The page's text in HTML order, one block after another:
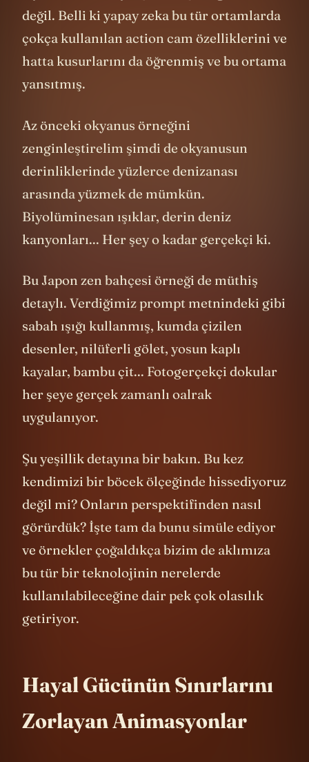
Oysa bu kamerayla çekilmiş bir görüntü
değil. Belli ki yapay zeka bu tür ortamlarda
çokça kullanılan action cam özelliklerini ve
hatta kusurlarını da öğrenmiş ve bu ortama
Az önceki okyanus örneğini
zenginleştirelim şimdi de okyanusun
derinliklerinde yüzlerce denizanası
arasında yüzmek de mümkün.
Biyolüminesan ışıklar, derin deniz
Bu Japon zen bahçesi örneği de müthiş
detaylı. Verdiğimiz prompt metnindeki gibi
sabah ışığı kullanmış, kumda çizilen
desenler, nilüferli gölet, yosun kaplı
kayalar, bambu çit... Fotogerçekçi dokular
her şeye gerçek zamanlı oalrak
Şu yeşillik detayına bir bakın. Bu kez
kendimizi bir böcek ölçeğinde hissediyoruz
değil mi? Onların perspektifinden nasıl
görürdük? İşte tam da bunu simüle ediyor
ve örnekler çoğaldıkça bizim de aklımıza
bu tür bir teknolojinin nerelerde
kullanılabileceğine dair pek çok olasılık
Hayal Gücünün Sınırlarını
Zorlayan Animasyonlar